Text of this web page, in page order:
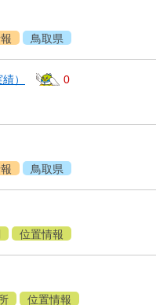
鳥取県
）
0
鳥取県
位置情報
位置情報